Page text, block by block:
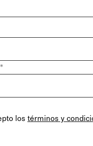
*
los términos y